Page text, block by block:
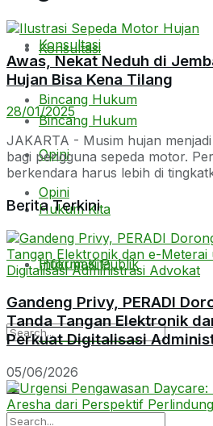
Konsultasi
Bincang Hukum
Opini
Hukum Kita
Informasi Publik
Konsultasi
Bincang Hukum
Opini
Hukum Kita
Informasi Publik
Awas, Nekat Neduh di
Hujan Bisa Kena Tilang
28/01/2025
JAKARTA - Musim hujan
bagi pengguna sepeda motor.
berkendara harus lebih di
Berita Terkini
Gandeng Privy, PERADI
Tanda Tangan Elektronik
Perkuat Digitalisasi
05/06/2026